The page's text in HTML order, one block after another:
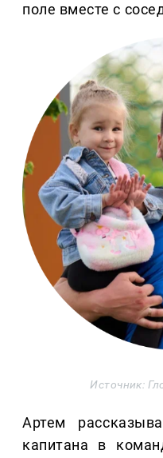
поле вместе с
Источник:
Артем
капитана в